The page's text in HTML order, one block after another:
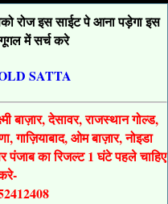
रोज इस साईट पे आना पड़ेगा इस
में सर्च करे
SATTA
बाज़ार, देसावर, राजस्थान गोल्ड,
गाज़ियाबाद, ओम बाज़ार, नोइडा
पंजाब का रिजल्ट 1 घंटे पहले चाहिए